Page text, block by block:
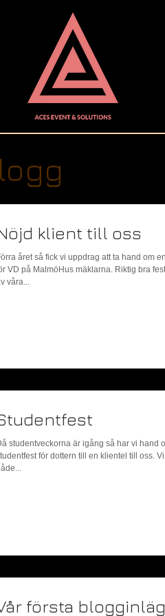
klient till oss
året så fick vi uppdrag att ta hand om
VD på MalmöHus mäklarna. Riktig bra
våra...
studentveckorna är igång så har vi hand
för dottern till en klientel till oss.
första